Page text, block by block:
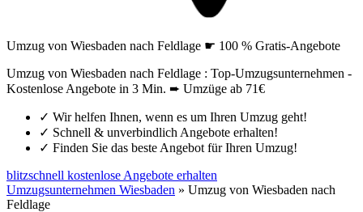
Umzug von Wiesbaden nach Feldlage ☛ 100 % Gratis-Angebote
Umzug von Wiesbaden nach Feldlage : Top-Umzugsunternehmen -
Kostenlose Angebote in 3 Min. ➨ Umzüge ab 71€
✓ Wir helfen Ihnen, wenn es um Ihren Umzug geht!
✓ Schnell & unverbindlich Angebote erhalten!
✓ Finden Sie das beste Angebot für Ihren Umzug!
blitzschnell kostenlose Angebote erhalten
Umzugsunternehmen Wiesbaden » Umzug von Wiesbaden nach
Feldlage